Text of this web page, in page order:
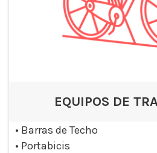
EQUIPOS DE
• Barras de Techo
• Portabicis